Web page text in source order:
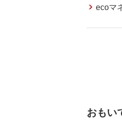
ecoマ
おもい